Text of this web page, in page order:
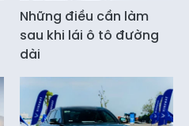
Những điều cần làm
sau khi lái ô tô đường
dài